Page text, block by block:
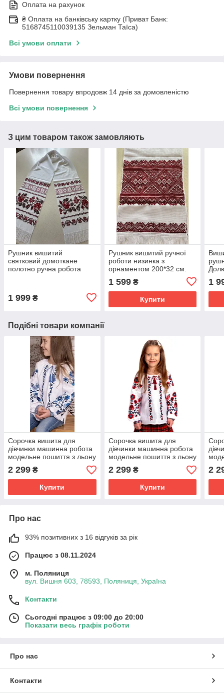
Оплата на рахунок
₴ Оплата на банківську картку (Приват Банк:
5168745110039135 Зельман Таїса)
Всі умови оплати
Умови повернення
Повернення товару впродовж 14 днів за домовленістю
Всі умови повернення
З цим товаром також замовляють
Рушник вишитий
святковий домоткане
полотно ручна робота
1 999 ₴
Рушник вишитий ручної
роботи низинка з
орнаментом 200*32 см.
1 599₴
Купити
1
Подібні товари компанії
Сорочка вишита для
дівчинки машинна робота
модельне пошиття з льону
ріст від 110 до 152
2 299 ₴
Купити
Сорочка вишита для
дівчинки машинна робота
модельне пошиття з льону
ріст від 110 до 152
2 299₴
Купити
2
Про нас
93% позитивних з 16 відгуків за рік
Працює з 08.11.2024
м. Поляниця
вул. Вишня 603, 78593, Поляниця, Україна
Контакти
Сьогодні працює з 09:00 до 20:00
Показати весь графік роботи
Про нас
Контакти